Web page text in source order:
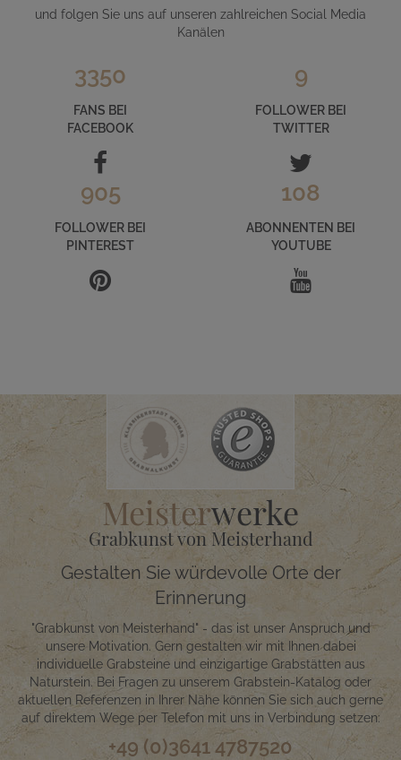
und folgen Sie uns auf unseren zahlreichen Social Media
Kanälen
3350
FANS BEI
FACEBOOK
9
FOLLOWER BEI
TWITTER
905
FOLLOWER BEI
PINTEREST
108
ABONNENTEN BEI
YOUTUBE
Meisterwerke
Grabkunst von Meisterhand
Gestalten Sie würdevolle Orte der
Erinnerung
"Grabkunst von Meisterhand" - das ist unser Anspruch und
unsere Motivation. Gern gestalten wir mit Ihnen dabei
individuelle Grabsteine und einzigartige Grabstätten aus
Naturstein. Bei Fragen zu unserem Grabstein-Katalog oder
aktuellen Referenzen in Ihrer Nähe können Sie sich auch gerne
auf direktem Wege per Telefon mit uns in Verbindung setzen:
+49 (0)3641 4787520